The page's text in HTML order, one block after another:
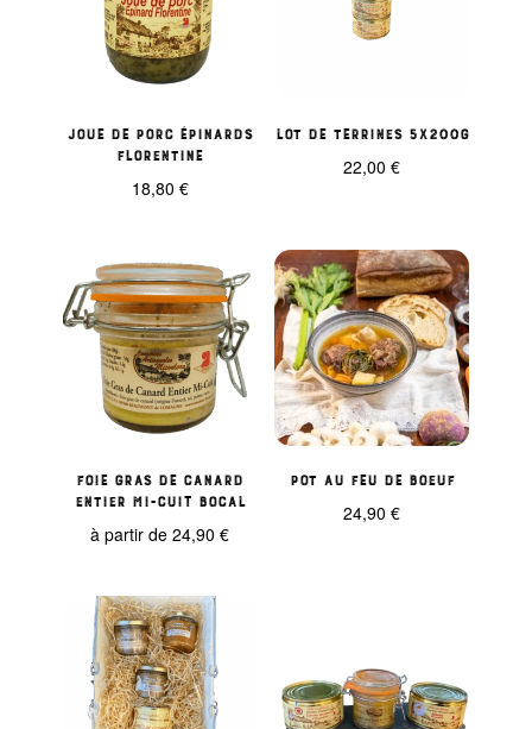
JOUE DE PORC épinards
florentine
18,80 €
Lot de Terrines 5x200g
22,00€
Foie gras de Canard
entier mi-cuit bocal
à partir de24,90€
Pot au feu de boeuf
24,90€